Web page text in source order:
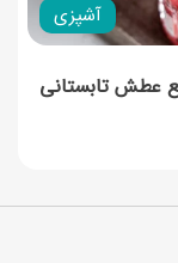
آشپزی
عطش تابستانی